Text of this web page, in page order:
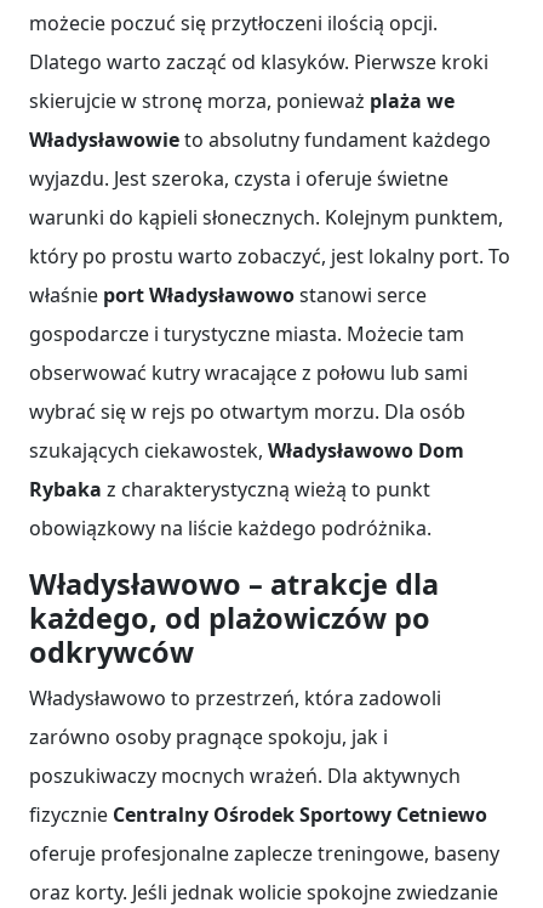
możecie poczuć się przytłoczeni ilością opcji.
Dlatego warto zacząć od klasyków. Pierwsze kroki
skierujcie w stronę morza, ponieważ plaża we
Władysławowieto absolutny fundament każdego
wyjazdu. Jest szeroka, czysta i oferuje świetne
warunki do kąpieli słonecznych. Kolejnym punktem,
który po prostu warto zobaczyć, jest lokalny port. To
właśnie port Władysławowostanowi serce
gospodarcze i turystyczne miasta. Możecie tam
obserwować kutry wracające z połowu lub sami
wybrać się w rejs po otwartym morzu. Dla osób
szukających ciekawostek, Władysławowo Dom
Rybaka z charakterystyczną wieżą to punkt
obowiązkowy na liście każdego podróżnika.
Władysławowo – atrakcje dla
każdego, od plażowiczów po
odkrywców
Władysławowo to przestrzeń, która zadowoli
zarówno osoby pragnące spokoju, jak i
poszukiwaczy mocnych wrażeń. Dla aktywnych
fizycznie Centralny Ośrodek Sportowy Cetniewo
oferuje profesjonalne zaplecze treningowe, baseny
oraz korty. Jeśli jednak wolicie spokojne zwiedzanie